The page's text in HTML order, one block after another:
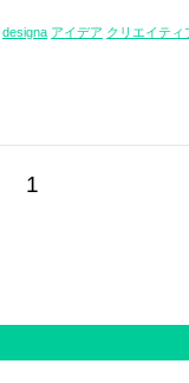
designa アイデア クリエイティ
1